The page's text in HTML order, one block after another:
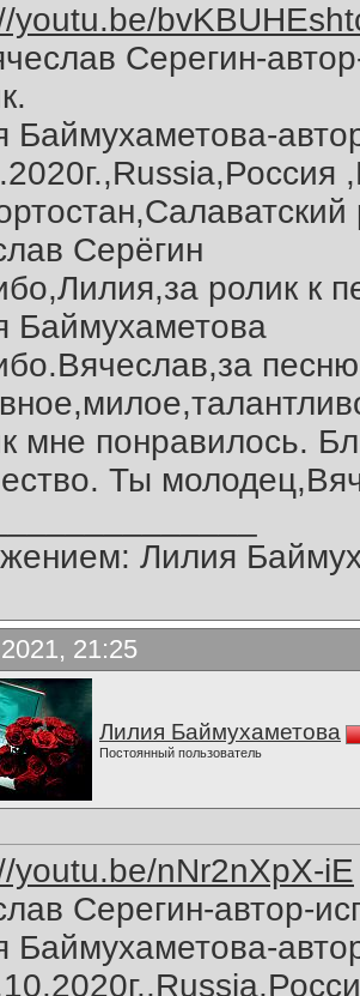
youtu.be/
Серегин-
Баймухаметова-
Серёгин
ролик к
Баймухаметова
мне понравилось.
Ты
Лилия
21:25
Лилия Баймухаметова
Постоянный пользователь
youtu.be/nNr2nXpX-iE
Серегин-автор-
Баймухаметова-